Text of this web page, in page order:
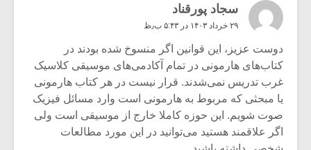
سجاد پورقناد
۲۹ خرداد ۱۴۰۳ در ۵:۴۳ ب٫ظ
دوست عزیز، این قوانین اگر منسوخ شده بودند در
کتاب‌های هارمونی در تمام آکادمی‌های موسیقی کلاسیک
غرب تدریس نمی‌شدند. قرار نیست در هر کتاب هارمونی
یا مبحثی که مربوط به هارمونی است وارد مسائل فیزیک
صوت شویم. این حوزه کاملا خارج از موسیقی است ولی
اگر علاقمند هستید می‌توانید در این مورد مطالعات